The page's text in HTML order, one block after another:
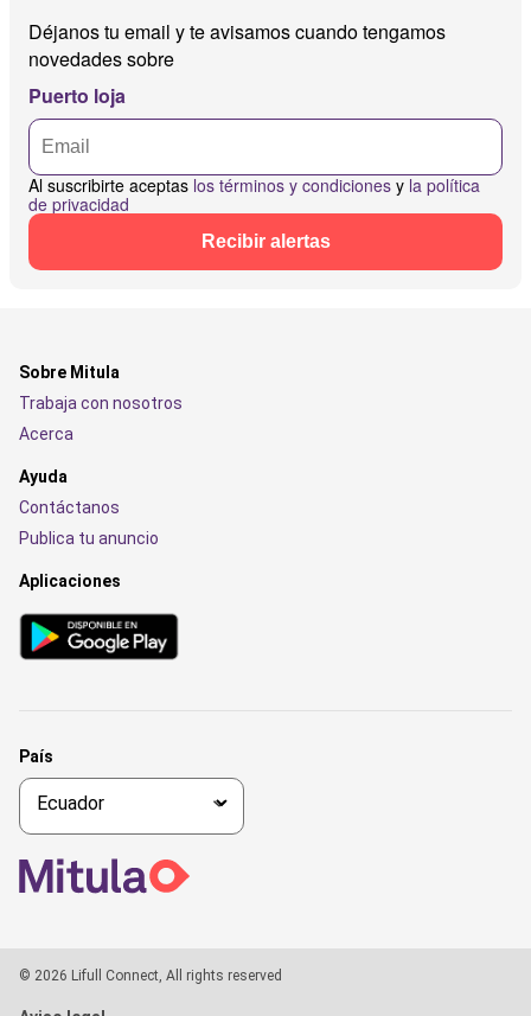
Déjanos tu email y te avisamos cuando tengamos
novedades sobre
Puerto loja
Al suscribirte aceptas los términos y condiciones y la política
de privacidad
Recibir alertas
Sobre Mitula
Trabaja con nosotros
Acerca
Ayuda
Contáctanos
Publica tu anuncio
Aplicaciones
País
© 2026 Lifull Connect, All rights reserved